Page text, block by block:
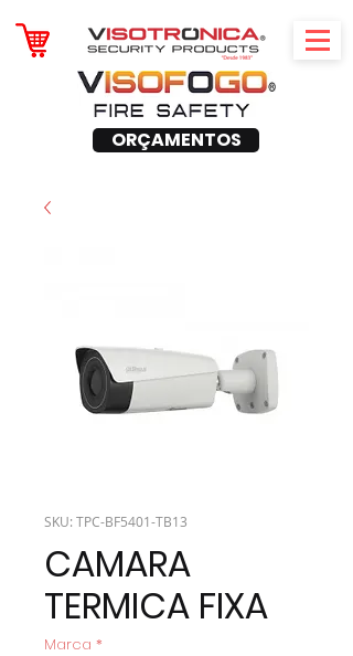
ORÇAMENTOS
SKU: TPC-BF5401-TB13
CAMARA
TERMICA FIXA
Marca *